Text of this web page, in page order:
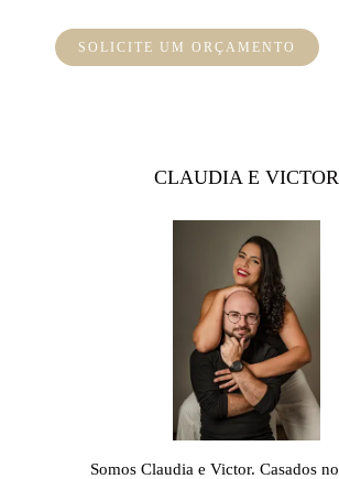
SOLICITE UM ORÇAMENTO
CLAUDIA E VICTOR
Somos Claudia e Victor. Casados